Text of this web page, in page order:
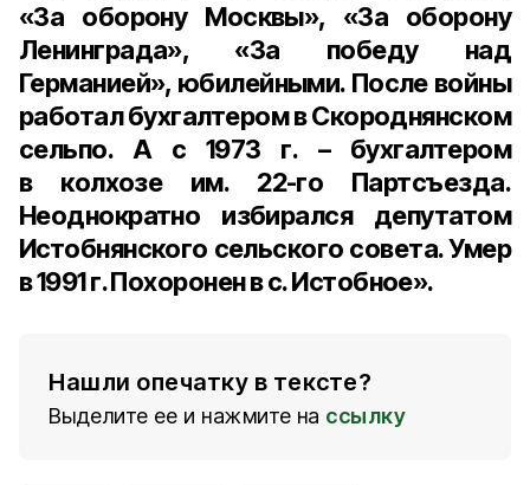
«За оборону Москвы», «За оборону
Ленинграда», «За победу над
Германией», юбилейными. После войны
работал бухгалтером в Скороднянском
сельпо. А с 1973 г. – бухгалтером
в колхозе им. 22-го Партсъезда.
Неоднократно избирался депутатом
Истобнянского сельского совета. Умер
в 1991 г. Похоронен в с. Истобное».
Нашли опечатку в тексте?
Выделите ее и нажмите на ссылку